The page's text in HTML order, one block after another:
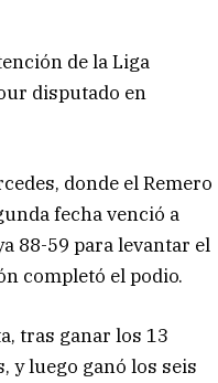
de la Liga
disputado en
donde el Remero
fecha venció a
88-59 para levantar el
completó el podio.
tras ganar los 13
y luego ganó los seis